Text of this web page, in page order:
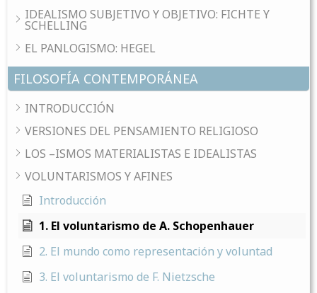
IDEALISMO SUBJETIVO Y OBJETIVO: FICHTE Y
SCHELLING
EL PANLOGISMO: HEGEL
FILOSOFÍA CONTEMPORÁNEA
INTRODUCCIÓN
VERSIONES DEL PENSAMIENTO RELIGIOSO
LOS –ISMOS MATERIALISTAS E IDEALISTAS
VOLUNTARISMOS Y AFINES
Introducción
1. El voluntarismo de A. Schopenhauer
2. El mundo como representación y voluntad
3. El voluntarismo de F. Nietzsche